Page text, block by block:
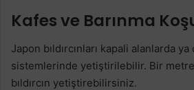
Kafes ve Barınma
Japon bıldırcınları kapali alanlarda ya
sistemlerinde yetiştirilebilir. Bir
bıldırcın yetiştirebilirsiniz.